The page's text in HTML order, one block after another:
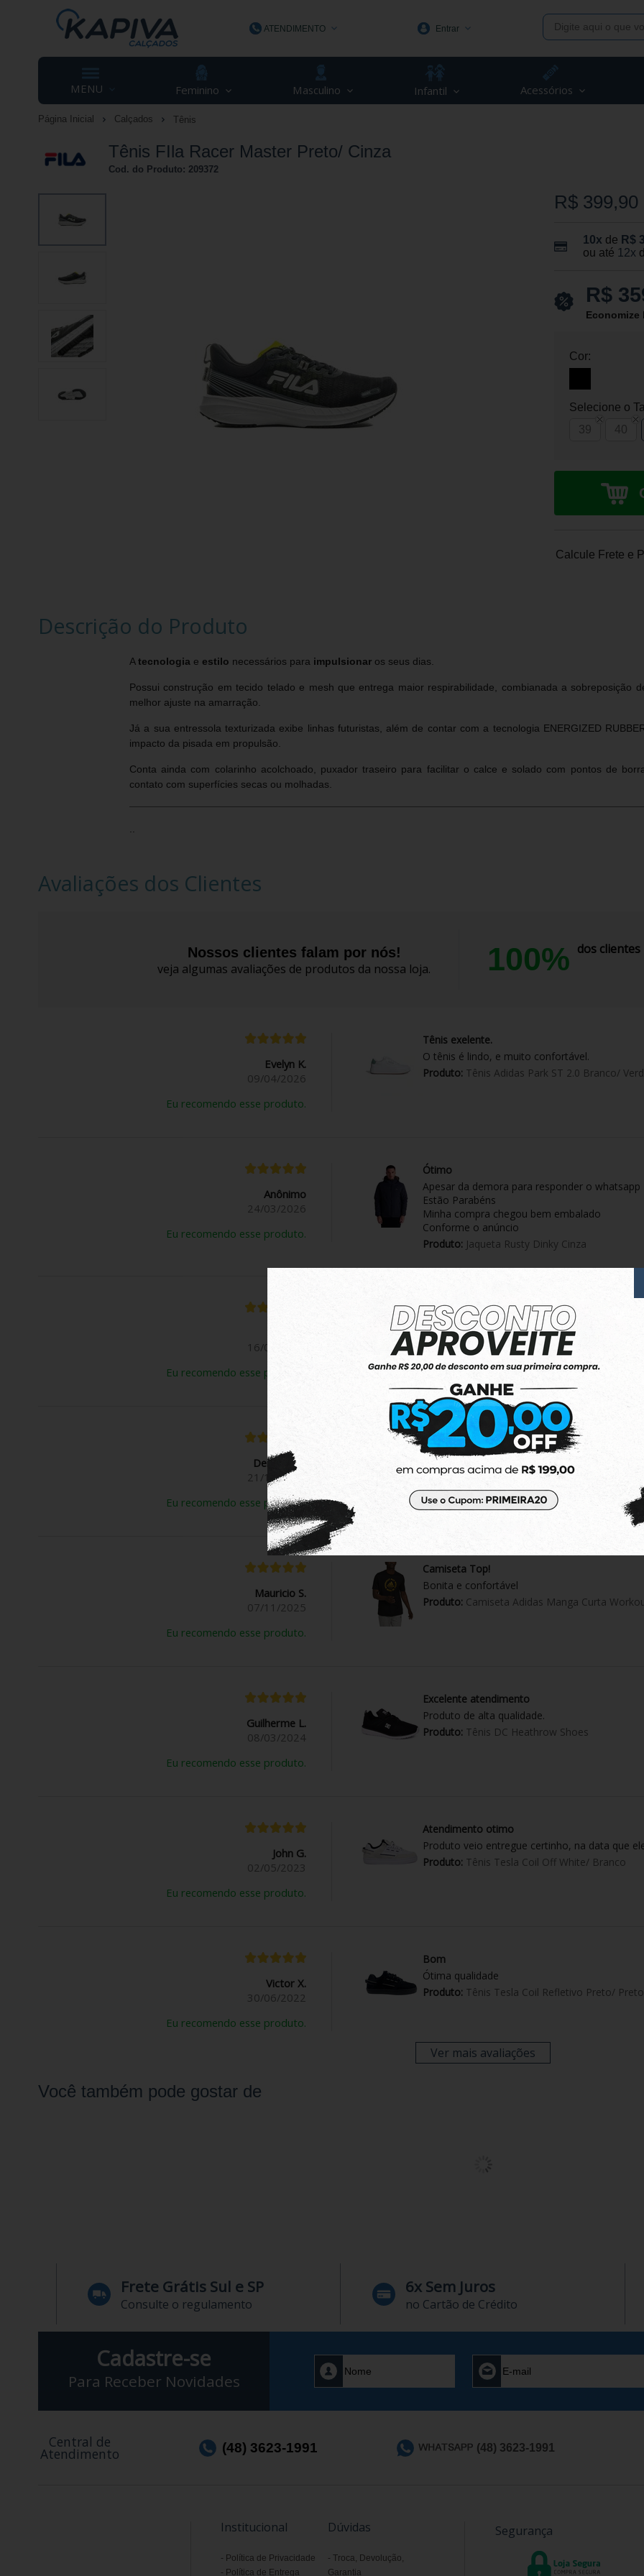
ATENDIMENTO
(48) 3623-1991
Entrar
MENU Feminino Masculino Infantil Acessórios
Página Inicial Calçados Tênis
Tênis FIla Racer Master Preto/ Cinza
Cod. do Produto: 209372
R$ 399,90
10x de R$
ou até 12x
R$
Economize
Cor:
Selecione o
39
40
Calcule Frete e
Descrição do Produto
Atecnologia e estilo necessários para impulsionar os seus dias.
Possui construção em tecido telado e mesh que entrega maior respirabilidade, combianada a sobreposição
melhor ajuste na amarração.
Já a sua entressola texturizada exibe linhas futuristas, além de contar com a tecnologia ENERGIZED
impacto da pisada em propulsão.
Conta ainda com colarinho acolchoado, puxador traseiro para facilitar o calce e solado com pontos de
contato com superfícies secas ou molhadas.
..
Avaliações dos Clientes
Nossos clientes falam por nós!
veja algumas avaliações de produtos da nossa loja.
100% dos
Evelyn K.
09/04/2026
Eu recomendo esse produto.
Tênis exelente.
O tênis é lindo, e muito confortável.
Produto: Tênis Adidas Park ST 2.0 Branco/
Anônimo
24/03/2026
Eu recomendo esse produto.
Ótimo
Apesar da demora para responder o whatsapp
Estão Parabéns
Minha compra chegou bem embalado
Conforme o anúncio
Produto: Jaqueta Rusty Dinky Cinza
16/03/2026
Eu recomendo esse produto.
Ótimo produto
Amei! Um pouco pequena mas tudo certo
Produto: Top Adidas Originals Regata
Deivison N.
21/11/2025
Eu recomendo esse produto.
EXECELENTE !
Perfeito , produto tudo certo !
Produto:Moletom Adidas Aberto Essentials 3-
Mauricio S.
07/11/2025
Eu recomendo esse produto.
Camiseta Top!
Bonita e confortável
Produto: Camiseta Adidas Manga Curta
Guilherme L.
08/03/2024
Eu recomendo esse produto.
Excelente atendimento
Produto de alta qualidade.
Produto: Tênis DC Heathrow Shoes
John G.
02/05/2023
Eu recomendo esse produto.
Atendimento otimo
Produto veio entregue certinho, na data que
Produto: Tênis Tesla Coil Off White/ Branco
Victor X.
30/06/2022
Eu recomendo esse produto.
Bom
Ótima qualidade
Produto: Tênis Tesla Coil Refletivo Preto/ Preto
Ver mais avaliações
Você também pode gostar de
Frete Grátis Sul e SP
Consulte o regulamento
6x Sem Juros
no Cartão de Crédito
Cadastre-se
Para Receber Novidades
Central de
Atendimento (48) 3623-1991 (48) 3623-1991
Institucional
Política de Privacidade
Política de Entrega
Dúvidas
Troca, Devolução,
Garantia
Segurança